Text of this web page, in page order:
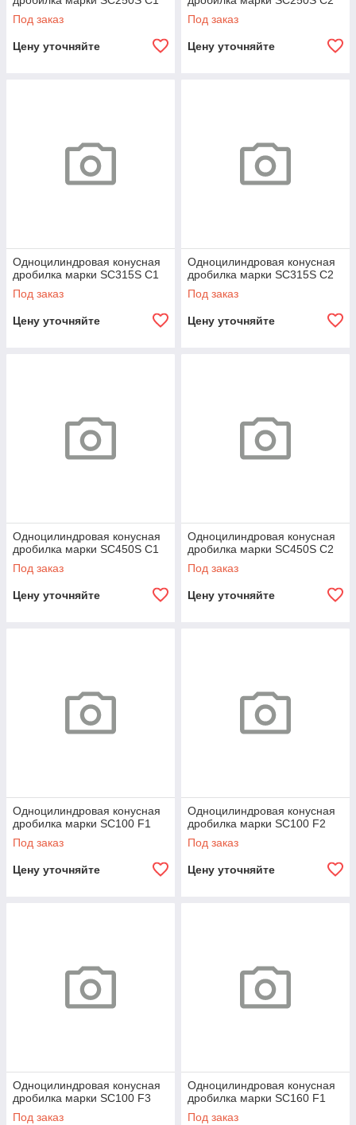
Под заказ
Цену уточняйте
Под заказ
Цену уточняйте
Одноцилиндровая конусная
дробилка марки SC315S С1
Под заказ
Цену уточняйте
Одноцилиндровая конусная
дробилка марки SC315S С2
Под заказ
Цену уточняйте
Одноцилиндровая конусная
дробилка марки SC450S С1
Под заказ
Цену уточняйте
Одноцилиндровая конусная
дробилка марки SC450S С2
Под заказ
Цену уточняйте
Одноцилиндровая конусная
дробилка марки SC100 F1
Под заказ
Цену уточняйте
Одноцилиндровая конусная
дробилка марки SC100 F2
Под заказ
Цену уточняйте
Одноцилиндровая конусная
дробилка марки SC100 F3
Под заказ
Одноцилиндровая конусная
дробилка марки SC160 F1
Под заказ